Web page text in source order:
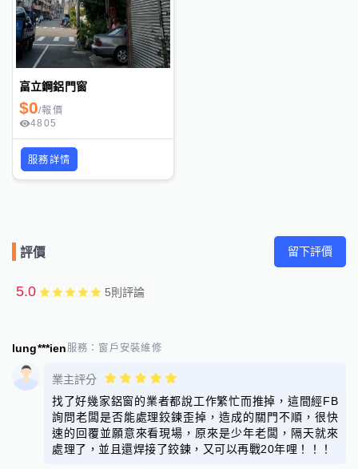
畗立鋼鋁門窗
$0/報價
4805
服務詳情
評價 留下評價
5.0 5則評論
lung***ien服務： 窗戶安裝維修
業主評分
找了好幾家鋁窗的業者都說工作繁忙而推掉，這間經FB
詢問老闆是否能處理鉸鍊歪掉，造成的關門不順，很快
速的回覆並願意來看現場，原來是少年老闆，隔天就來
處理了，並且還焊接了鉸鍊，又可以再戰20年哩！！！